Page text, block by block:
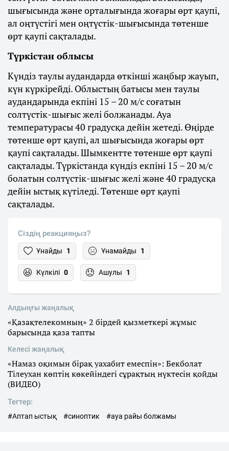
шығысында және орталығында жоғары өрт қаупі,
ал оңтүстігі мен оңтүстік-шығысында төтенше
өрт қаупі сақталады.
Түркістан облысы
Күндіз таулы аудандарда өткінші жаңбыр жауып,
күн күркірейді. Облыстың батысы мен таулы
аудандарында екпіні 15 – 20 м/с соғатын
солтүстік-шығыс желі болжанады. Ауа
температурасы 40 градусқа дейін жетеді. Өңірде
төтенше өрт қаупі, ал шығысында жоғары өрт
қаупі сақталады. Шымкентте төтенше өрт қаупі
сақталады. Түркістанда күндіз екпіні 15 – 20 м/с
болатын солтүстік-шығыс желі және 40 градусқа
дейін ыстық күтіледі. Төтенше өрт қаупі
сақталады.
Сіздің реакцияңыз?
Ұнайды 1 Ұнамайды 1
Күлкілі 0 Ашулы 1
Алдыңғы жаңалық
«Қазақтелекомның» 2 бірдей қызметкері жұмыс
барысында қаза тапты
Келесі жаңалық
«Намаз оқимын бірақ уахабит емеспін»: Бекболат
Тілеухан көптің көкейіндегі сұрақтың нүктесін қойды
(ВИДЕО)
Тегтер:
#Аптап ыстық #синоптик #ауа райы болжамы